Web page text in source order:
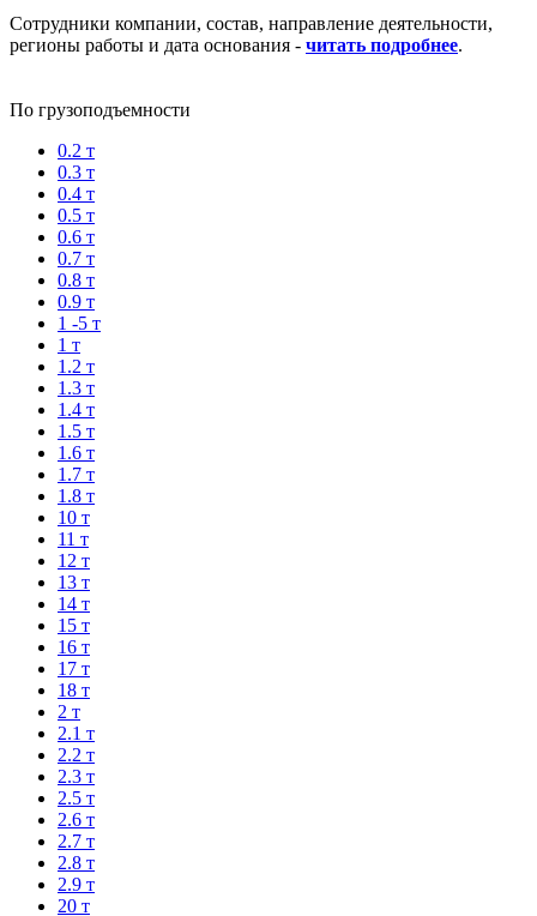
Сотрудники компании, состав, направление деятельности,
регионы работы и дата основания - читать подробнее.
По грузоподъемности
0.2 т
0.3 т
0.4 т
0.5 т
0.6 т
0.7 т
0.8 т
0.9 т
1 -5 т
1 т
1.2 т
1.3 т
1.4 т
1.5 т
1.6 т
1.7 т
1.8 т
10 т
11 т
12 т
13 т
14 т
15 т
16 т
17 т
18 т
2 т
2.1 т
2.2 т
2.3 т
2.5 т
2.6 т
2.7 т
2.8 т
2.9 т
20 т